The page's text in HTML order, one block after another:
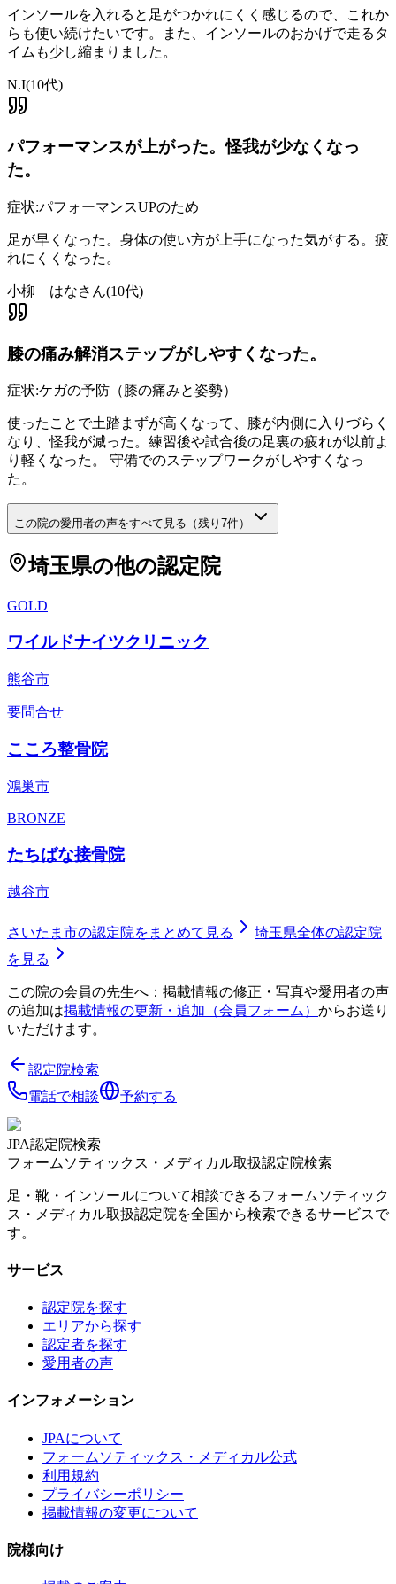
インソールを入れると足がつかれにくく感じるので、これか
らも使い続けたいです。また、インソールのおかげで走るタ
イムも少し縮まりました。
N.I(10代)
パフォーマンスが上がった。怪我が少なくなっ
た。
症状:パフォーマンスUPのため
足が早くなった。身体の使い方が上手になった気がする。疲
れにくくなった。
小柳 はなさん(10代)
膝の痛み解消ステップがしやすくなった。
症状:ケガの予防（膝の痛みと姿勢）
使ったことで土踏まずが高くなって、膝が内側に入りづらく
なり、怪我が減った。練習後や試合後の足裏の疲れが以前よ
り軽くなった。 守備でのステップワークがしやすくなっ
た。
この院の愛用者の声をすべて見る（残り 7件）
埼玉県の他の認定院
GOLD
ワイルドナイツクリニック
熊谷市
要問合せ
こころ整骨院
鴻巣市
BRONZE
たちばな接骨院
越谷市
さいたま市の認定院をまとめて見る 埼玉県全体の認定院
を見る
この院の会員の先生へ：掲載情報の修正・写真や愛用者の声
の追加は掲載情報の更新・追加（会員フォーム） からお送り
いただけます。
認定院検索
電話で相談
予約する
JPA認定院検索
フォームソティックス・メディカル取扱認定院検索
足・靴・インソールについて相談できるフォームソティック
ス・メディカル取扱認定院を全国から検索できるサービスで
す。
サービス
認定院を探す
エリアから探す
認定者を探す
愛用者の声
インフォメーション
JPAについて
フォームソティックス・メディカル公式
利用規約
プライバシーポリシー
掲載情報の変更について
院様向け